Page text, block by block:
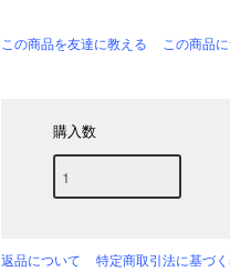
この商品を友達に教える この商品
購入数
返品について 特定商取引法に基づ